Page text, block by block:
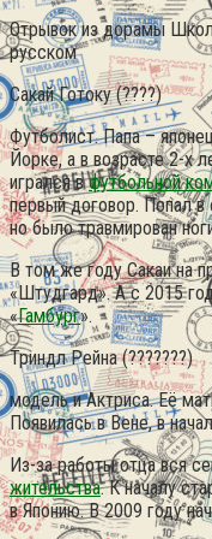
Отрывок из дорамы
русском
Сакай Готоку (????)
Футболист. Папа –
Йорке, а в возрасте 2-х
игрался вфутбольной
первый договор. Попал в
но было травмирован
В том же году Сакаи на
«Штудгард». А с 2015
«Гамбург».
Триндл Рейна (???????)
модель и Актриса. Её
Появилась в Вене, в
Из-за работы отца вся
жительства. К началу
в Японию. В 2009 году